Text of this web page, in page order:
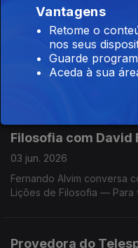
Conceição Calhau
04 jun. 2026
Fernando Alvim conversa
Filosofia com David
03 jun. 2026
Fernando Alvim conversa
Lições de Filosofia — Para
Provedora do
Vantagens
Retome o
nos seus
Guarde
Aceda à sua